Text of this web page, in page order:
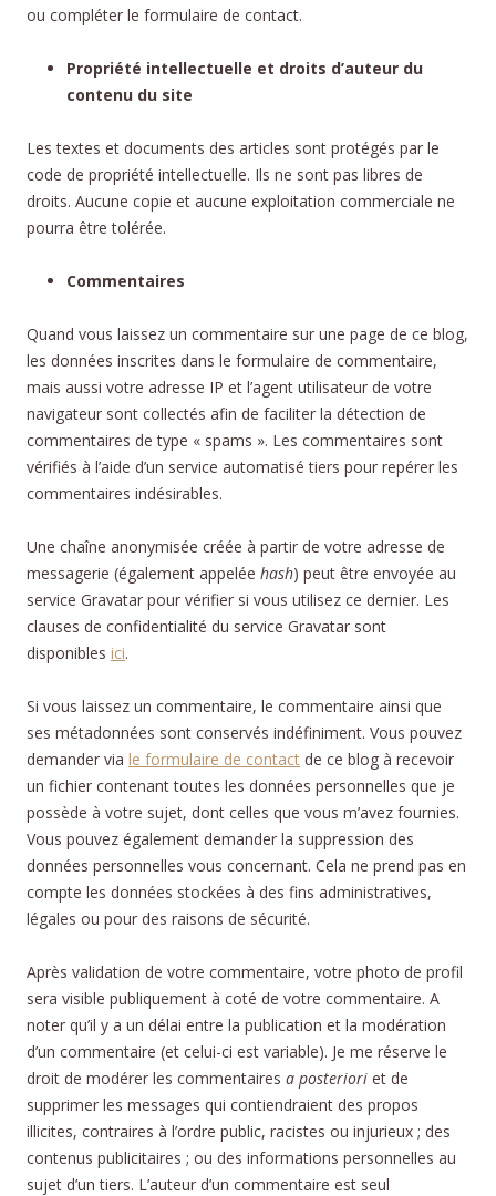
ou compléter le formulaire de contact.
Propriété intellectuelle et droits d’auteur du
contenu du site
Les textes et documents des articles sont protégés par le
code de propriété intellectuelle. Ils ne sont pas libres de
droits. Aucune copie et aucune exploitation commerciale ne
pourra être tolérée.
Commentaires
Quand vous laissez un commentaire sur une page de ce blog,
les données inscrites dans le formulaire de commentaire,
mais aussi votre adresse IP et l’agent utilisateur de votre
navigateur sont collectés afin de faciliter la détection de
commentaires de type « spams ». Les commentaires sont
vérifiés à l’aide d’un service automatisé tiers pour repérer les
commentaires indésirables.
Une chaîne anonymisée créée à partir de votre adresse de
messagerie (également appelée hash) peut être envoyée au
service Gravatar pour vérifier si vous utilisez ce dernier. Les
clauses de confidentialité du service Gravatar sont
disponibles ici.
Si vous laissez un commentaire, le commentaire ainsi que
ses métadonnées sont conservés indéfiniment. Vous pouvez
demander via le formulaire de contact de ce blog à recevoir
un fichier contenant toutes les données personnelles que je
possède à votre sujet, dont celles que vous m’avez fournies.
Vous pouvez également demander la suppression des
données personnelles vous concernant. Cela ne prend pas en
compte les données stockées à des fins administratives,
légales ou pour des raisons de sécurité.
Après validation de votre commentaire, votre photo de profil
sera visible publiquement à coté de votre commentaire. A
noter qu’il y a un délai entre la publication et la modération
d’un commentaire (et celui-ci est variable). Je me réserve le
droit de modérer les commentaires a posteriori et de
supprimer les messages qui contiendraient des propos
illicites, contraires à l’ordre public, racistes ou injurieux ; des
contenus publicitaires ; ou des informations personnelles au
sujet d’un tiers. L’auteur d’un commentaire est seul